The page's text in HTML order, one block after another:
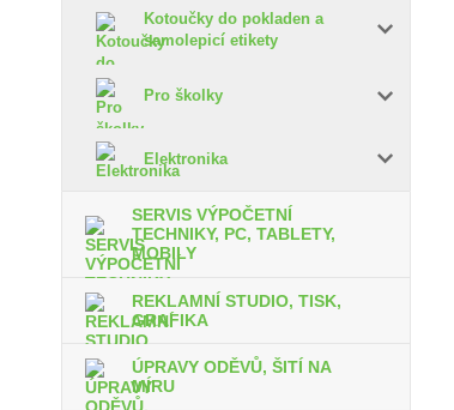
Kotoučky do pokladen a
samolepicí etikety
Pro školky
Elektronika
SERVIS VÝPOČETNÍ
TECHNIKY, PC, TABLETY,
MOBILY
REKLAMNÍ STUDIO, TISK,
GRAFIKA
ÚPRAVY ODĚVŮ, ŠITÍ NA
MÍRU